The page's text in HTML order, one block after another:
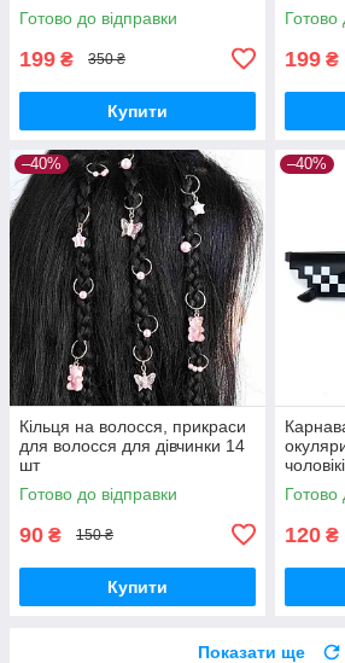
Готово до відправки
199 ₴ 350 ₴
Купити
Готово
199 ₴
–40%
Кільця на волосся, прикраси
для волосся для дівчинки 14
шт
Готово до відправки
90 ₴ 150 ₴
Купити
–40%
Готово
120 ₴
Показати ще